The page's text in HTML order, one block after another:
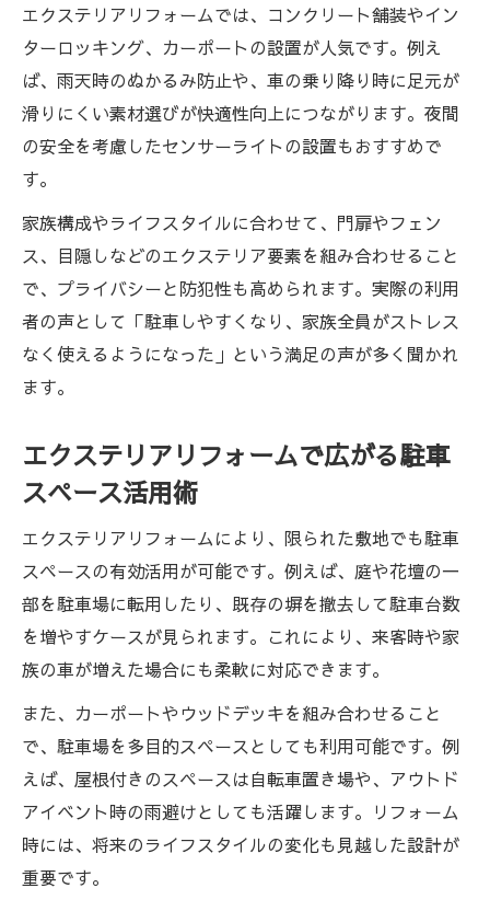
車場を実現
高低差のある庭を駐車場に変えるリフォー
ム手法
エクステリアリフォームで解決する高低差
の課題
の工夫
駐車場リフォーム時の高低差対策とエクス
テリア選び
既存の塀活用で賢く進める駐車場リフォーム
既存塀の有効活用でコスト削減するエクス
テリア提案
の注意点
エクステリアリフォームで実現する塀一体
型駐車場
雑草対策と防犯面も考慮した外構リフォーム術
エクステリアリフォームで実現する雑草対
策の方法
雑草防止と防犯を両立するエクステリアリ
エクステリアリフォームでは、コンクリート舗装やイン
ターロッキング、カーポートの設置が人気です。例え
ば、雨天時のぬかるみ防止や、車の乗り降り時に足元が
滑りにくい素材選びが快適性向上につながります。夜間
の安全を考慮したセンサーライトの設置もおすすめで
す。
家族構成やライフスタイルに合わせて、門扉やフェン
ス、目隠しなどのエクステリア要素を組み合わせること
で、プライバシーと防犯性も高められます。実際の利用
者の声として「駐車しやすくなり、家族全員がストレス
なく使えるようになった」という満足の声が多く聞かれ
ます。
エクステリアリフォームで広がる駐車
スペース活用術
エクステリアリフォームにより、限られた敷地でも駐車
スペースの有効活用が可能です。例えば、庭や花壇の一
部を駐車場に転用したり、既存の塀を撤去して駐車台数
を増やすケースが見られます。これにより、来客時や家
族の車が増えた場合にも柔軟に対応できます。
また、カーポートやウッドデッキを組み合わせること
で、駐車場を多目的スペースとしても利用可能です。例
えば、屋根付きのスペースは自転車置き場や、アウトド
アイベント時の雨避けとしても活躍します。リフォーム
時には、将来のライフスタイルの変化も見越した設計が
重要です。